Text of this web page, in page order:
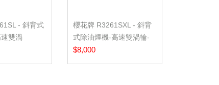
- 斜背式
雙渦
櫻花牌 R3261SXL - 斜背
式除油煙機-高速雙渦輪-
90CM
$8,000